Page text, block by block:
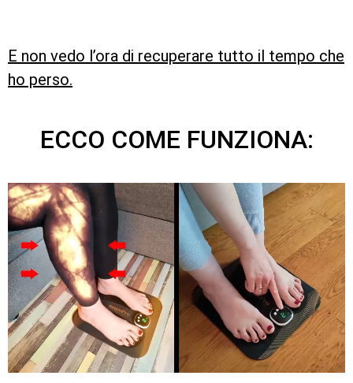
E non vedo l’ora di recuperare tutto il tempo che
ho perso.
ECCO COME FUNZIONA: